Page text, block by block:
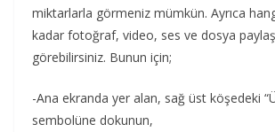
miktarlarla görmeniz mümkün. Ayrıca
kadar fotoğraf, video, ses ve dosya
görebilirsiniz. Bunun için;
-Ana ekranda yer alan, sağ üst köşedeki
sembolüne dokunun,